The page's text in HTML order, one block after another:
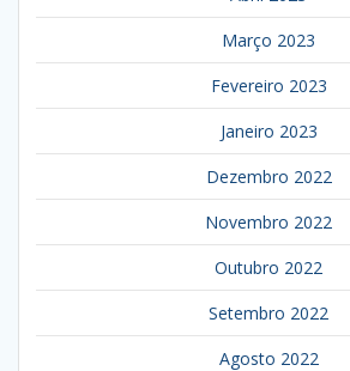
Março 2023
Fevereiro 2023
Janeiro 2023
Dezembro 2022
Novembro 2022
Outubro 2022
Setembro 2022
Agosto 2022